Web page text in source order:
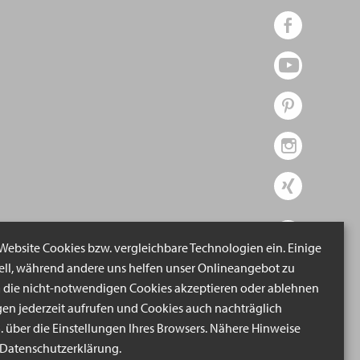
Cookies bzw. vergleichbare Technologien ein. Einige
während andere uns helfen unser Onlineangebot zu
die nicht-notwendigen Cookies akzeptieren oder ablehnen
jederzeit aufrufen und Cookies auch nachträglich
über die Einstellungen Ihres Browsers. Nähere Hinweise